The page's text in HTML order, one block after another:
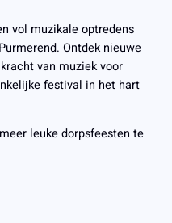
vol muzikale optredens
Ontdek nieuwe
van muziek voor
festival in het hart
leuke dorpsfeesten te